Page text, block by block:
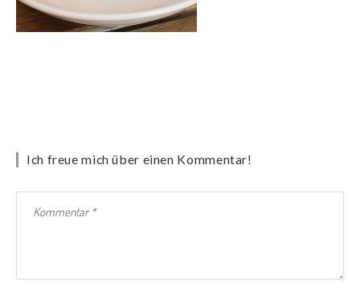
Ich freue mich über einen Kommentar!